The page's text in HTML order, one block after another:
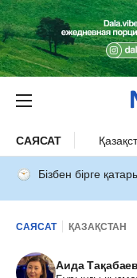
САЯСАТ
Бізбен бірге
САЯСАТ ҚАЗАҚСТАН
Аида